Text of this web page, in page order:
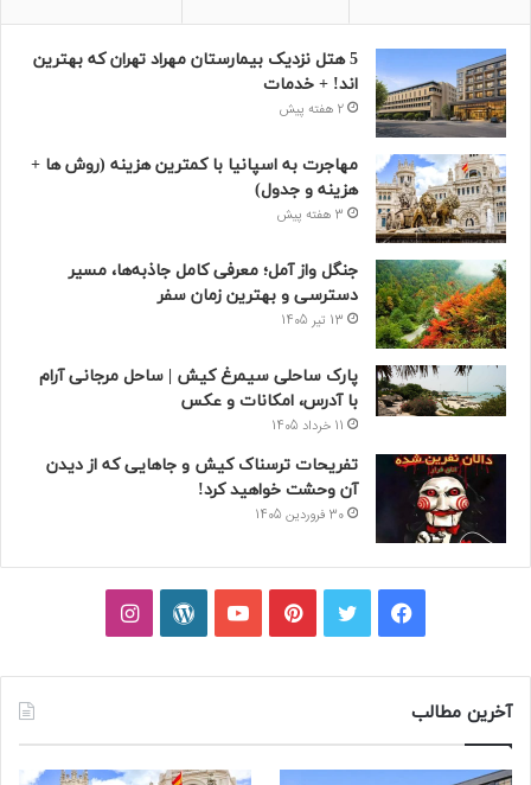
5 هتل نزدیک بیمارستان مهراد تهران که بهترین‌
اند! + خدمات
2 هفته پیش
مهاجرت به اسپانیا با کمترین هزینه (روش ها +
هزینه و جدول)
3 هفته پیش
جنگل واز آمل؛ معرفی کامل جاذبه‌ها، مسیر
دسترسی و بهترین زمان سفر
13 تیر 1405
پارک ساحلی سیمرغ کیش | ساحل مرجانی آرام
با آدرس، امکانات و عکس
11 خرداد 1405
تفریحات ترسناک کیش و جاهایی که از دیدن
آن وحشت خواهید کرد!
30 فروردین 1405
فیسبوکتوییترپینتریستیوتیوبوردپرساینستاگرام
آخرین مطالب